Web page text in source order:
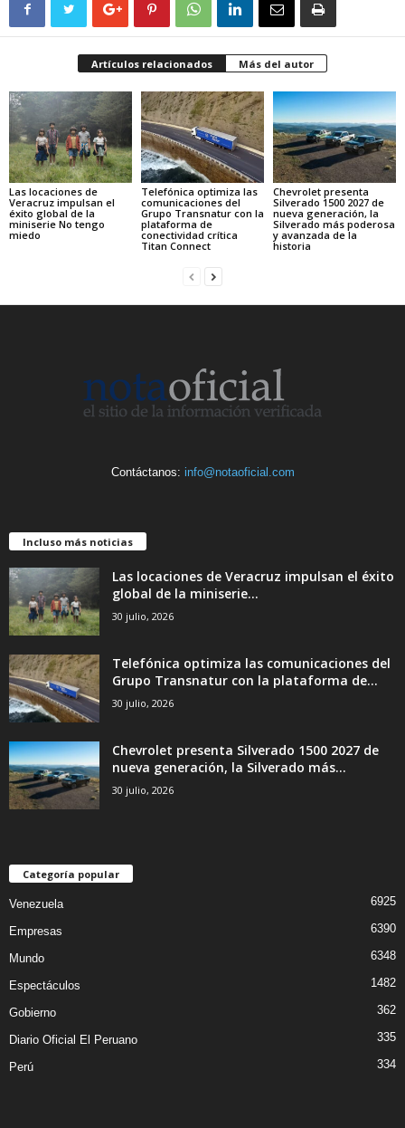
Artículos relacionados Más del autor
Las locaciones de
Veracruz impulsan el
éxito global de la
miniserie No tengo
miedo
Telefónica optimiza las
comunicaciones del
Grupo Transnatur con la
plataforma de
conectividad crítica
Titan Connect
Chevrolet presenta
Silverado 1500 2027 de
nueva generación, la
Silverado más poderosa
y avanzada de la
historia
Contáctanos: info@notaoficial.com
Incluso más noticias
Las locaciones de Veracruz impulsan el éxito
global de la miniserie...
30 julio, 2026
Telefónica optimiza las comunicaciones del
Grupo Transnatur con la plataforma de...
30 julio, 2026
Chevrolet presenta Silverado 1500 2027 de
nueva generación, la Silverado más...
30 julio, 2026
Categoría popular
Venezuela 6925
Empresas 6390
Mundo 6348
Espectáculos 1482
Gobierno 362
Diario Oficial El Peruano 335
Perú 334